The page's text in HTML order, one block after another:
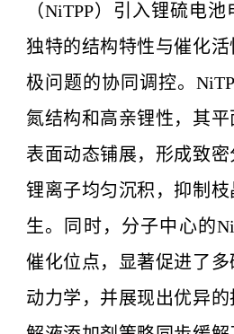
（NiTPP）引入锂硫电
独特的结构特性与催化
极问题的协同调控。
氮结构和高亲锂性，其
表面动态铺展，形成致
锂离子均匀沉积，抑制
生。同时，分子中心的
催化位点，显著促进了
动力学，并展现出优异